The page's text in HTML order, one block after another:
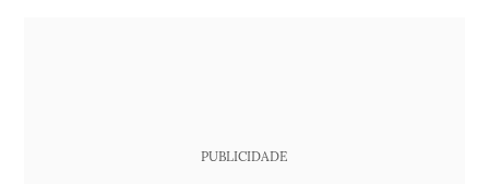
PUBLICIDADE